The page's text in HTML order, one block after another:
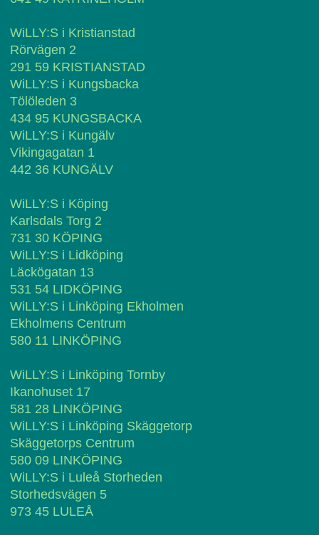
WiLLY:S i Kristianstad
Rörvägen 2
291 59 KRISTIANSTAD
WiLLY:S i Kungsbacka
Tölöleden 3
434 95 KUNGSBACKA
WiLLY:S i Kungälv
Vikingagatan 1
442 36 KUNGÄLV
WiLLY:S i Köping
Karlsdals Torg 2
731 30 KÖPING
WiLLY:S i Lidköping
Läckögatan 13
531 54 LIDKÖPING
WiLLY:S i Linköping Ekholmen
Ekholmens Centrum
580 11 LINKÖPING
WiLLY:S i Linköping Tornby
Ikanohuset 17
581 28 LINKÖPING
WiLLY:S i Linköping Skäggetorp
Skäggetorps Centrum
580 09 LINKÖPING
WiLLY:S i Luleå Storheden
Storhedsvägen 5
973 45 LULEÅ